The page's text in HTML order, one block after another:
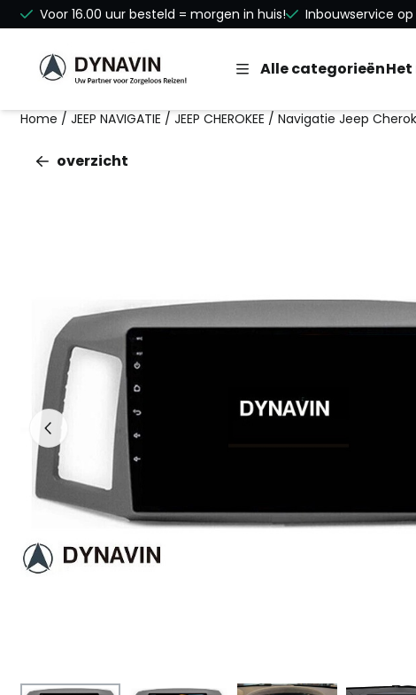
Cookievoorkeuren zijn beschikbaar. Kies instellingen of sta
Voor 16.00 uur besteld = morgen in huis! Inbouwservice
Alle categorieën
Home / JEEP NAVIGATIE / JEEP CHEROKEE / Navigatie Jeep
overzicht